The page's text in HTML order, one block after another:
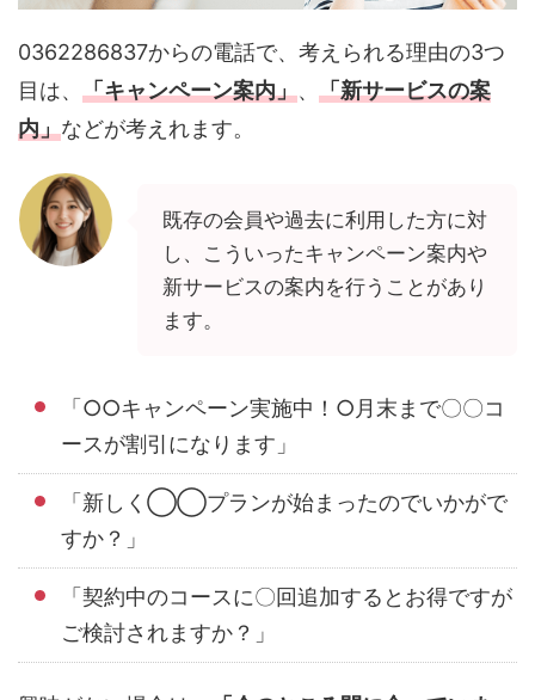
0362286837からの電話で、考えられる理由の3つ
目は、 「キャンペーン案内」、 「新サービスの案
内」などが考えれます。
既存の会員や過去に利用した方に対
し、こういったキャンペーン案内や
新サービスの案内を行うことがあり
ます。
「○○キャンペーン実施中！○月末まで〇〇コ
ースが割引になります」
「新しく◯◯プランが始まったのでいかがで
すか？」
「契約中のコースに〇回追加するとお得ですが
ご検討されますか？」